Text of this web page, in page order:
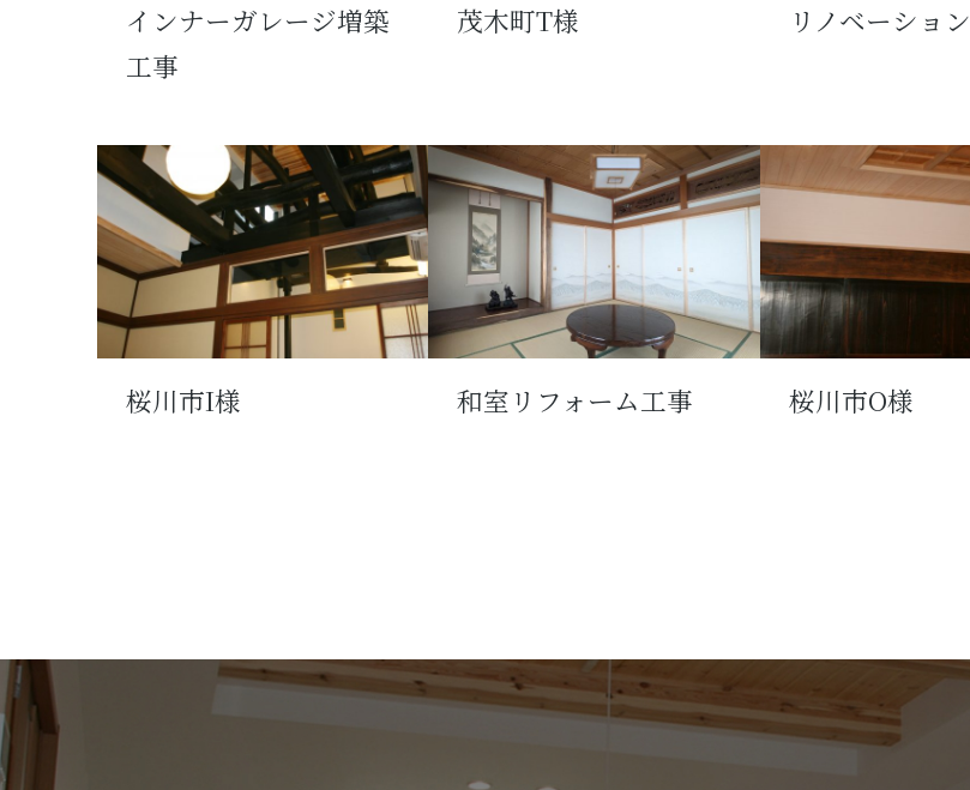
インナーガレージ増築
工事
茂木町T様 リノベーション
桜川市I様 和室リフォーム工事 桜川市O様